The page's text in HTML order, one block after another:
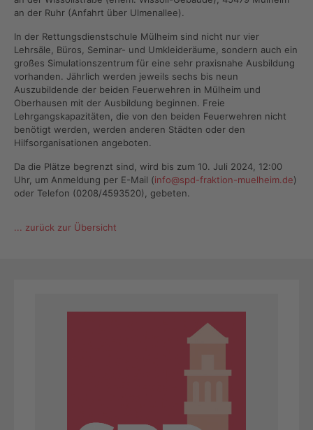
an der Ruhr (Anfahrt über Ulmenallee).
In der Rettungsdienstschule Mülheim sind nicht nur vier
Lehrsäle, Büros, Seminar- und Umkleideräume, sondern auch ein
großes Simulationszentrum für eine sehr praxisnahe Ausbildung
vorhanden. Jährlich werden jeweils sechs bis neun
Auszubildende der beiden Feuerwehren in Mülheim und
Oberhausen mit der Ausbildung beginnen. Freie
Lehrgangskapazitäten, die von den beiden Feuerwehren nicht
benötigt werden, werden anderen Städten oder den
Hilfsorganisationen angeboten.
Da die Plätze begrenzt sind, wird bis zum 10. Juli 2024, 12:00
Uhr, um Anmeldung per E-Mail (info@spd-fraktion-muelheim.de)
oder Telefon (0208/4593520), gebeten.
... zurück zur Übersicht